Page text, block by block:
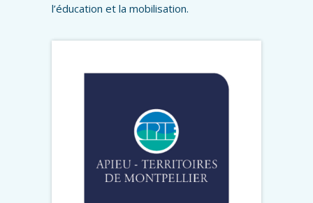
l’éducation et la mobilisation.